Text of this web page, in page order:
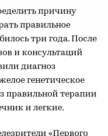
причину
правильное
три года. После
и консультаций
диагноз
генетическое
правильной терапии
и легкие.
«Первого